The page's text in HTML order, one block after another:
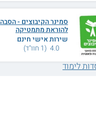
סמינר הקיבוצים - הסבה
להוראת מתמטיקה
שירות אישי חינם
4.0 (1 חוו"ד)
לימוד